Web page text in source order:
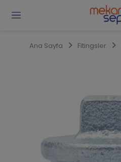
Ana Sayfa Fitingsler